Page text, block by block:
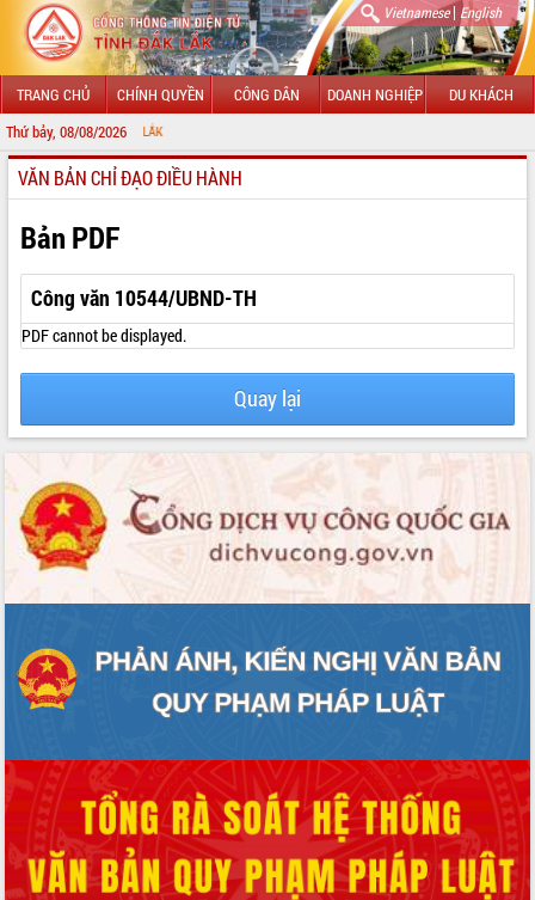
Vietnamese| English
TRANG CHỦ CHÍNH QUYỀN CÔNG DÂN DOANH NGHIỆP DU KHÁCH
Thứ bảy, 08/08/2026
GIỚI THIỆU
LÃNH ĐẠO UBND TỈNH
TIN TỨC SỰ KIỆN
SỞ, BAN, NGÀNH
UBND CÁC XÃ, PHƯỜNG
THÔNG TIN CHỈ ĐẠO ĐIỀU HÀNH
VĂN BẢN HĐND TỈNH
ĐIỂM TIN VĂN BẢN
VĂN BẢN CHỈ ĐẠO ĐIỀU HÀNH
Bản PDF
Công văn 10544/UBND-TH
PDF cannot be displayed.
Quay lại